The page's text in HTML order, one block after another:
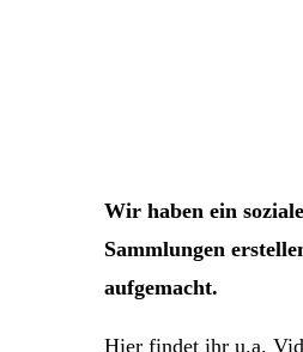
Wir haben ein
Sammlungen
aufgemacht.
Hier findet ihr u.a.